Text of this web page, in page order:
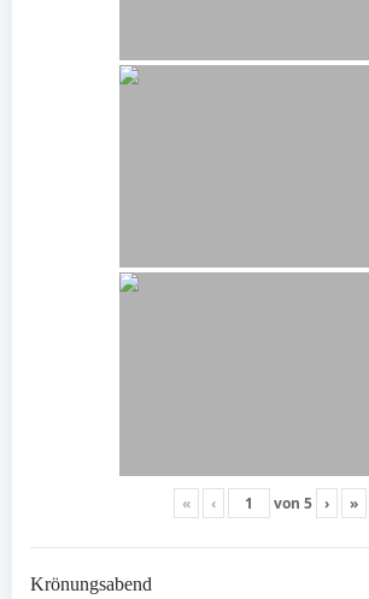
« ‹ von 5 › »
Krönungsabend